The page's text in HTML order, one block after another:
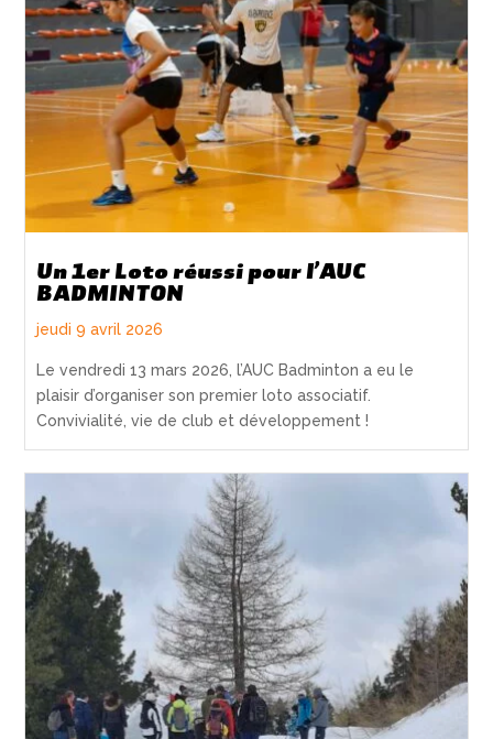
Un 1er Loto réussi pour l’AUC
BADMINTON
jeudi 9 avril 2026
Le vendredi 13 mars 2026, l’AUC Badminton a eu le
plaisir d’organiser son premier loto associatif.
Convivialité, vie de club et développement !